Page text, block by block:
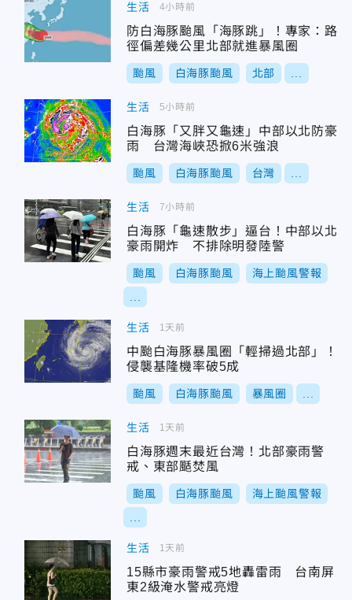
生活
防白海豚颱風「海豚跳」！專家：路
徑偏差幾公里北部就進暴風圈
颱風 白海豚颱風 北部
4小時前
生活
白海豚「又胖又龜速」中部以北防豪
雨 台灣海峽恐掀6米強浪
颱風 白海豚颱風 台灣
5小時前
生活
白海豚「龜速散步」逼台！中部以北
豪雨開炸 不排除明發陸警
颱風 白海豚颱風 海上颱風警報
7小時前
生活
中颱白海豚暴風圈「輕掃過北部」！
侵襲基隆機率破5成
颱風 白海豚颱風 暴風圈
1天前
生活
白海豚週末最近台灣！北部豪雨警
戒、東部颳焚風
颱風 白海豚颱風 海上颱風警報
1天前
生活
15縣市豪雨警戒5地轟雷雨 台南屏
東2級淹水警戒亮燈
1天前